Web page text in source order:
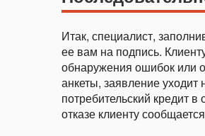
Итак, специалист,
ее вам на подпись.
обнаружения ошибок или
анкеты, заявление
потребительский кредит
отказе клиенту